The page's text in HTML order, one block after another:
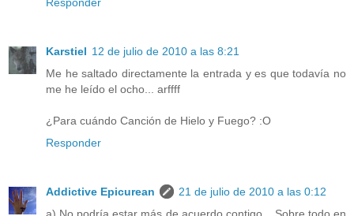
Karstiel 12 de julio de 2010 a las 8:21
Me he saltado directamente la entrada y es que todavía no
me he leído el ocho... arffff
¿Para cuándo Canción de Hielo y Fuego? :O
Responder
Addictive Epicurean
21 de julio de 2010 a las 0:12